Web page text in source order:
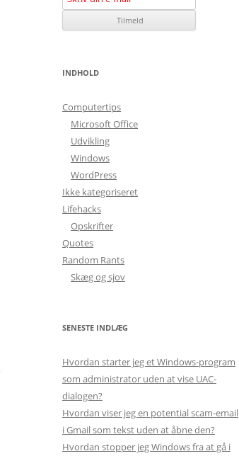
INDHOLD
Computertips
Microsoft Office
Udvikling
Windows
WordPress
Ikke kategoriseret
Lifehacks
Opskrifter
Quotes
Random Rants
Skæg og sjov
SENESTE INDLÆG
Hvordan starter jeg et Windows-program
som administrator uden at vise UAC-
dialogen?
Hvordan viser jeg en potential scam-email
i Gmail som tekst uden at åbne den?
Hvordan stopper jeg Windows fra at gå i